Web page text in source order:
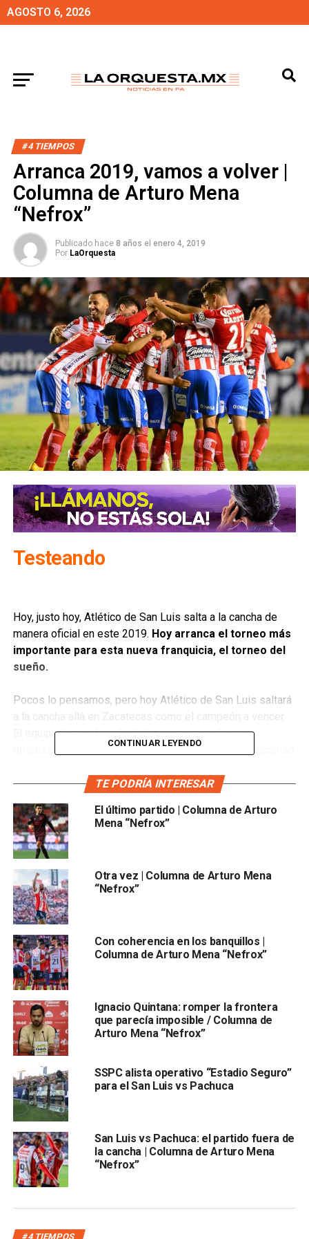
AGOSTO 6, 2026
#4 TIEMPOS
Arranca 2019, vamos a volver |
Columna de Arturo Mena
“Nefrox”
Publicado hace 8 años el enero 4, 2019
Por LaOrquesta
Testeando
Hoy, justo hoy, Atlético de San Luis salta a la cancha de
manera oficial en este 2019. Hoy arranca el torneo más
importante para esta nueva franquicia, el torneo del
sueño.
Pocos lo pensamos, pero hoy Atlético de San Luis saltará
a la cancha allá en Zacatecas como el campeón a vencer.
El equipo logró el medio boleto y aunque algunos
despistados pensaban que el título significaba el ascenso
para jugar la final de ascenso y es justo esa meta la
Atlético de San Luis llega con las ventajas y desventajas
que cada campeón ha tenido: fue el último equipo (junto
regresar a los entrenamientos; el equipo prácticamente es
el mismo y el modelo de trabajo ya es conocido por sus
jugadores. Desafortunadamente, también es conocido por
sus rivales y todos los equipos van a buscar vencer al
rival que lleva la ventaja.
Hay que decirlo, nuevamente Atlético de San Luis no parte
como el favorito del campeonato:
papel se ve superado por equipos como Juárez,
Dorados y el mismo Zacatecas
; San Luis no se ve como el equipo que pueda romper la
liga, más bien se le ve como el que puede volver a dar la
Sin embargo, la afición solo espera una cosa para este
CONTINUAR LEYENDO
TE PODRÍA INTERESAR
El último partido | Columna de Arturo
Mena “Nefrox”
Otra vez | Columna de Arturo Mena
“Nefrox”
Con coherencia en los banquillos |
Columna de Arturo Mena “Nefrox”
Ignacio Quintana: romper la frontera
que parecía imposible / Columna de
Arturo Mena “Nefrox”
SSPC alista operativo “Estadio Seguro”
para el San Luis vs Pachuca
San Luis vs Pachuca: el partido fuera de
la cancha | Columna de Arturo Mena
“Nefrox”
#4 TIEMPOS